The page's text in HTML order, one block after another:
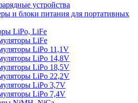
устройства
и блоки питания для портативных
LiPo, LiFe
LiFe
LiPo 11,1V
LiPo 14,8V
LiPo 18,5V
LiPo 22,2V
LiPo 3,7V
LiPo 7,4V